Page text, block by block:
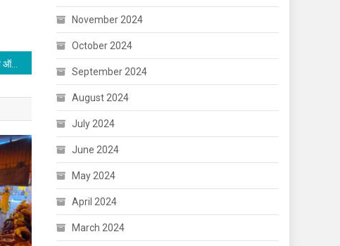
इनोसेंट हार्ट्स स्कूल्स व कॉलेज ऑफ़ एजुकेशन, जालंधर ने मनाया राष्ट्रीय हिंदी दिवस
November 2024
October 2024
September 2024
August 2024
July 2024
June 2024
May 2024
April 2024
March 2024